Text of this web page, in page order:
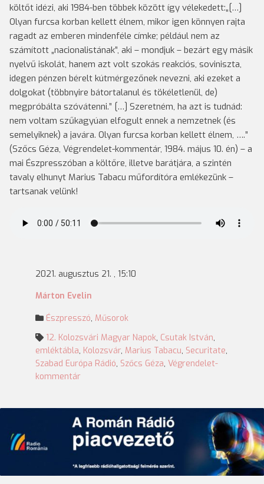
költőt idézi, aki 1984-ben többek között így vélekedett:„[…]
Olyan furcsa korban kellett élnem, mikor igen könnyen rajta
ragadt az emberen mindenféle címke; például nem az
számított „nacionalistának”, aki – mondjuk – bezárt egy másik
nyelvű iskolát, hanem azt volt szokás reakciós, soviniszta,
idegen pénzen bérelt kútmérgezőnek nevezni, aki ezeket a
dolgokat (többnyire bátortalanul és tökéletlenül, de)
megpróbálta szóvátenni.” […] Szeretném, ha azt is tudnád:
nem voltam szűkagyúan elfogult ennek a nemzetnek (és
semelyiknek) a javára. Olyan furcsa korban kellett élnem, ….”
(Szőcs Géza, Végrendelet-kommentár, 1984. május 10. én) – a
mai Észpresszóban a költőre, illetve barátjára, a szintén
tavaly elhunyt Marius Tabacu műfordítóra emlékezünk –
tartsanak velünk!
2021. augusztus 21. , 15:10
Márton Evelin
Észpresszó, Műsorok
12. Kolozsvári Magyar Napok, Csutak István,
emléktábla, Kolozsvár, Marius Tabacu, Securitate,
Szabad Európa Rádió, Szőcs Géza, Végrendelet-
kommentár